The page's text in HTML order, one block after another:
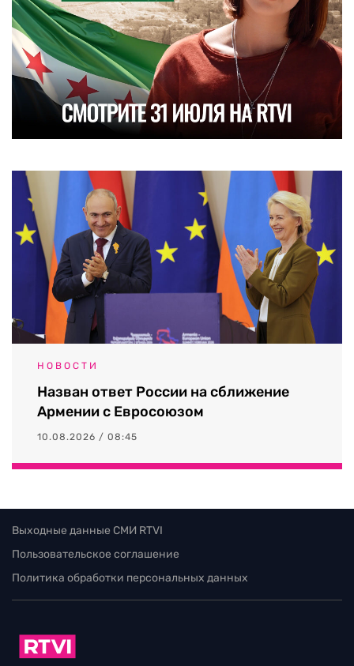
НОВОСТИ
Назван ответ России на сближение
Армении с Евросоюзом
10.08.2026 / 08:45
Выходные данные СМИ RTVI
Пользовательское соглашение
Политика обработки персональных данных